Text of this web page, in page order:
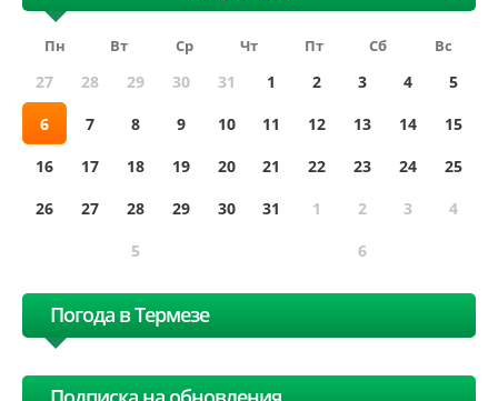
Пн Вт Ср Чт Пт Сб Вс
27 28 29 30 31 1 2 3 4
5
6
7 8 9 10 11 12 13 14
15
16
17 18 19 20 21 22 23 24
25
26
27 28 29 30 31 1 2 3
4
5
6
Погода в Термезе